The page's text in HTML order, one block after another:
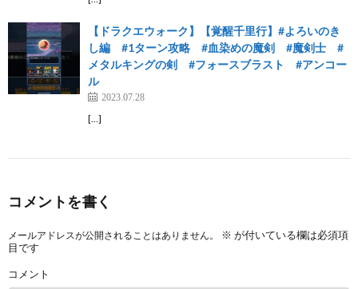
【ドラクエウォーク】【覚醒千里行】#よろいのき
し編 #1ターン攻略 #血染めの魔剣 #魔剣士 #
メタルキングの剣 #フォースブラスト #アンコー
ル
2023.07.28
[…]
コメントを書く
メールアドレスが公開されることはありません。 ※ が付いている欄は必須項
目です
コメント